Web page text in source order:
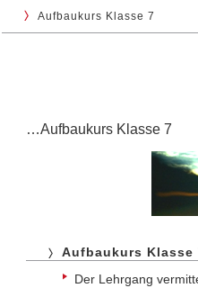
Aufbaukurs Klasse 7
…Aufbaukurs Klasse 7
Aufbaukurs Klasse
Der Lehrgang